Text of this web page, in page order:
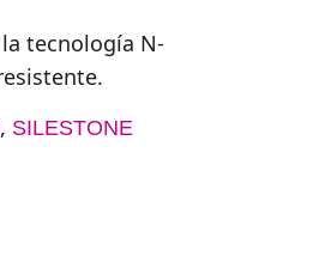
tecnología N-
, SILESTONE